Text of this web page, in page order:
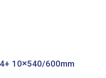
10×540/600mm